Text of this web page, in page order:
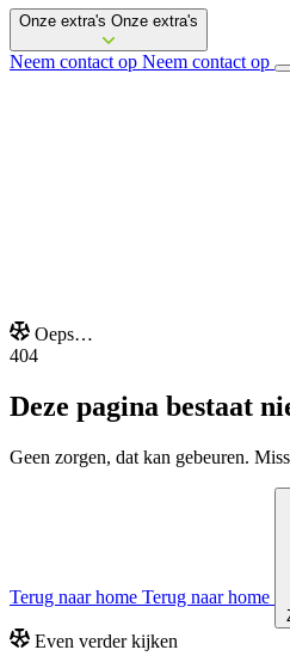
Onze extra's Onze extra's
Neem contact op Neem contact op
Oeps…
404
Deze pagina bestaat
Geen zorgen, dat kan gebeuren.
Terug naar home Terug naar home
Even verder kijken